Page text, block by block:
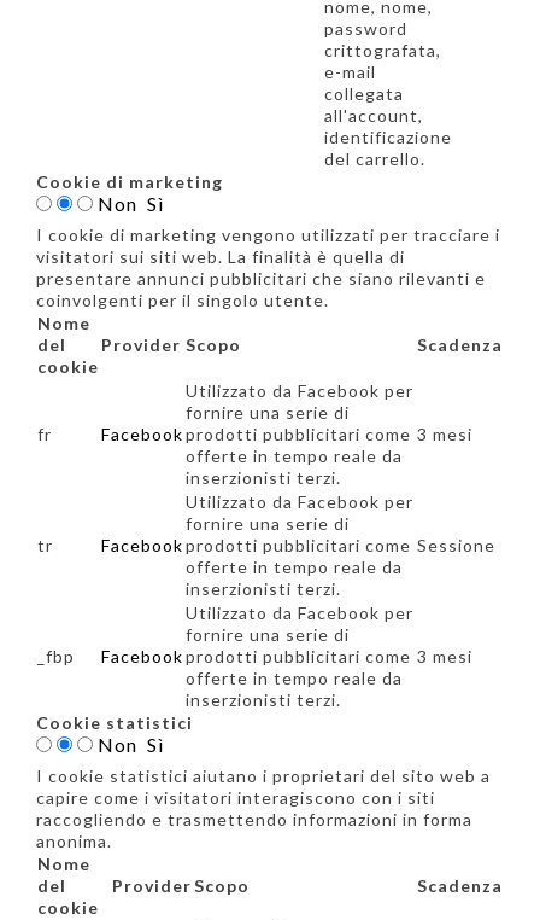
nome, nome,
password
crittografata,
e-mail
collegata
all'account,
identificazione
del carrello.
Cookie di marketing
Non Sì
I cookie di marketing vengono utilizzati per tracciare i
visitatori sui siti web. La finalità è quella di
presentare annunci pubblicitari che siano rilevanti e
coinvolgenti per il singolo utente.
Nome
del
cookie
Provider Scopo Scadenza
fr Facebook
Utilizzato da Facebook per
fornire una serie di
prodotti pubblicitari come
offerte in tempo reale da
inserzionisti terzi.
3 mesi
tr Facebook
Utilizzato da Facebook per
fornire una serie di
prodotti pubblicitari come
offerte in tempo reale da
inserzionisti terzi.
Sessione
_fbp Facebook
Utilizzato da Facebook per
fornire una serie di
prodotti pubblicitari come
offerte in tempo reale da
inserzionisti terzi.
3 mesi
Cookie statistici
Non Sì
I cookie statistici aiutano i proprietari del sito web a
capire come i visitatori interagiscono con i siti
raccogliendo e trasmettendo informazioni in forma
anonima.
Nome
del
cookie
ProviderScopo Scadenza